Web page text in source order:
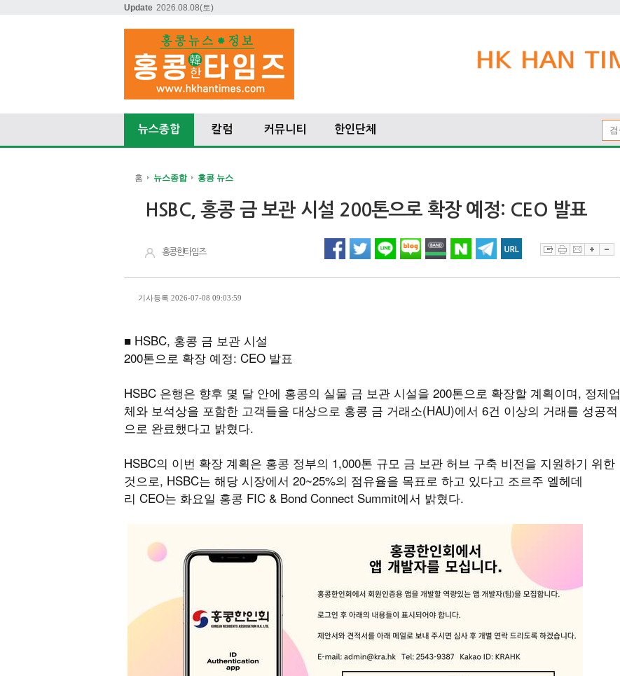
Update 2026.08.08(토)
뉴스종합 칼럼 커뮤니티 한인단체
홈 뉴스종합 홍콩 뉴스
HSBC, 홍콩 금 보관 시설 200톤으로 확장 예정: CEO 발표
홍콩한타임즈
기사등록 2026-07-08 09:03:59
■ HSBC, 홍콩 금 보관 시설
200톤으로 확장 예정: CEO 발표
HSBC 은행은 향후 몇 달 안에 홍콩의 실물 금 보관 시설을 200톤으로 확장할 계획이며, 정제업
체와 보석상을 포함한 고객들을 대상으로 홍콩 금 거래소(HAU)에서 6건 이상의 거래를 성공적
으로 완료했다고 밝혔다.
HSBC의 이번 확장 계획은 홍콩 정부의 1,000톤 규모 금 보관 허브 구축 비전을 지원하기 위한
것으로, HSBC는 해당 시장에서 20~25%의 점유율을 목표로 하고 있다고 조르주 엘헤데
리 CEO는 화요일 홍콩 FIC & Bond Connect Summit에서 밝혔다.